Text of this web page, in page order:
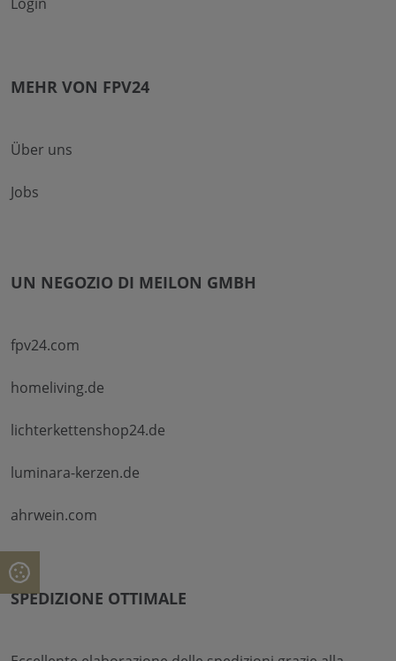
MEHR VON FPV24
Über uns
Jobs
UN NEGOZIO DI MEILON GMBH
fpv24.com
homeliving.de
lichterkettenshop24.de
luminara-kerzen.de
ahrwein.com
SPEDIZIONE OTTIMALE